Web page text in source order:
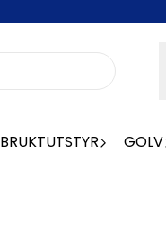
BRUKTUTSTYR GOLV